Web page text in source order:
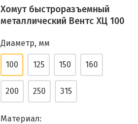
Хомут быстроразъемный
металлический Вентс ХЦ 100
Диаметр, мм
100 125 150 160
200 250 315
Материал: